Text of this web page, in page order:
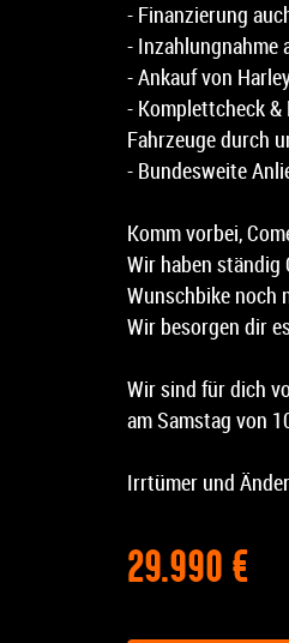
- Finanzierung
- Inzahlungnahme
- Ankauf von
- Komplettcheck
Fahrzeuge durch
- Bundesweite
Komm vorbei,
Wir haben ständig
Wunschbike noch
Wir besorgen dir
Wir sind für dich
am Samstag von
Irrtümer und
29.990 €